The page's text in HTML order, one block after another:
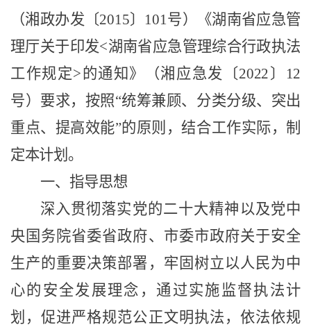
（湘政办发〔2015〕 101号）《湖南省应急管
理厅关于印发<湖南省应急管理综合行政执法
工作规定>的通知》（湘应急发〔2022 〕
12
号）要求，按照“统筹兼顾、分类分级、突出
重点、提高效能”的原则，结合工作实际，制
定本计划。
一、指导思想
深入贯彻落实党的二十大精神以及党中
央国务院省委省政府、市委市政府关于安全
生产的重要决策部署，牢固树立以人民为中
心的安全发展理念，通过实施监督执法计
划，促进严格规范公正文明执法，依法依规